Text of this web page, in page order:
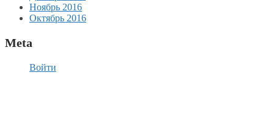
Ноябрь 2016
Октябрь 2016
Meta
Войти